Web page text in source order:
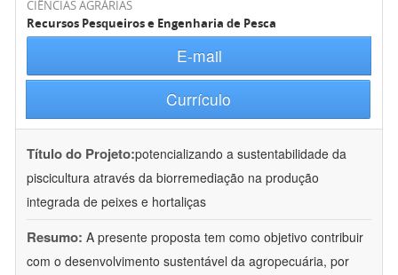
CIÊNCIAS AGRÁRIAS
Recursos Pesqueiros e Engenharia de Pesca
E-mail
Currículo
Título do Projeto:potencializando a sustentabilidade da
piscicultura através da biorremediação na produção
integrada de peixes e hortaliças
Resumo: A presente proposta tem como objetivo contribuir
com o desenvolvimento sustentável da agropecuária, por